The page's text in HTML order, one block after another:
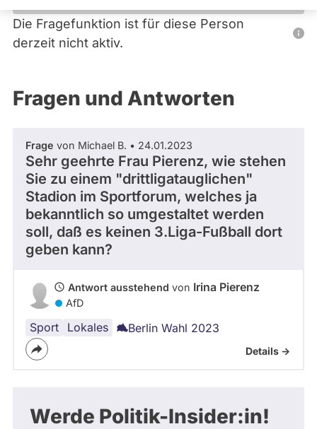
Über uns
Die Fragefunktion ist für diese Person
derzeit nicht aktiv.
Nur
aktiven
oder
Mandaten
können
über
abgeordnetenwatch
befragt
werden.
Fragen und Antworten
Frage von Michael B. • 24.01.2023
Sehr geehrte Frau Pierenz, wie stehen
Sie zu einem "drittligatauglichen"
Stadion im Sportforum, welches ja
bekanntlich so umgestaltet werden
soll, daß es keinen 3.Liga-Fußball dort
geben kann?
Antwort ausstehend von Irina Pierenz
AfD
Sport Lokales
Stadtplanung Berlin Wahl 2023
Details ->
Werde Politik-Insider:in!